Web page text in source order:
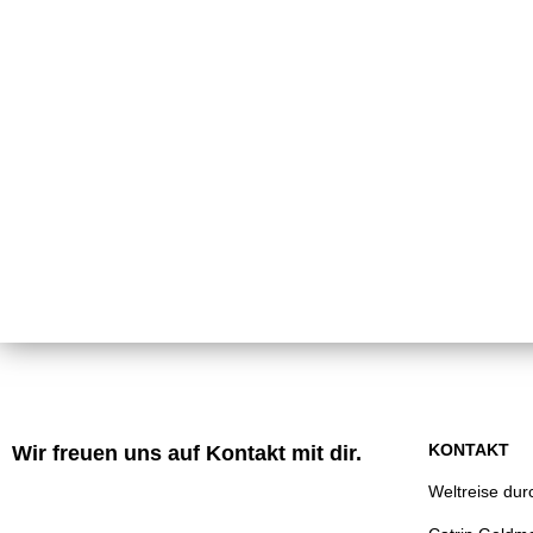
Wir freuen uns auf Kontakt mit dir. KONTAKT
Weltreise